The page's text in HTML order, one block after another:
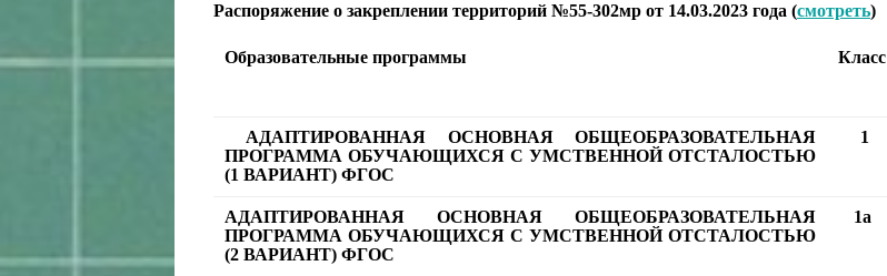
Распоряжение о закреплении территорий №55-302мр от 14.03.2023 года (смотреть)
Образовательные программы Класс
АДАПТИРОВАННАЯ ОСНОВНАЯ ОБЩЕОБРАЗОВАТЕЛЬНАЯ
ПРОГРАММА ОБУЧАЮЩИХСЯ С УМСТВЕННОЙ ОТСТАЛОСТЬЮ
(1 ВАРИАНТ) ФГОС
1
АДАПТИРОВАННАЯ ОСНОВНАЯ ОБЩЕОБРАЗОВАТЕЛЬНАЯ
ПРОГРАММА ОБУЧАЮЩИХСЯ С УМСТВЕННОЙ ОТСТАЛОСТЬЮ
(2 ВАРИАНТ) ФГОС
1а